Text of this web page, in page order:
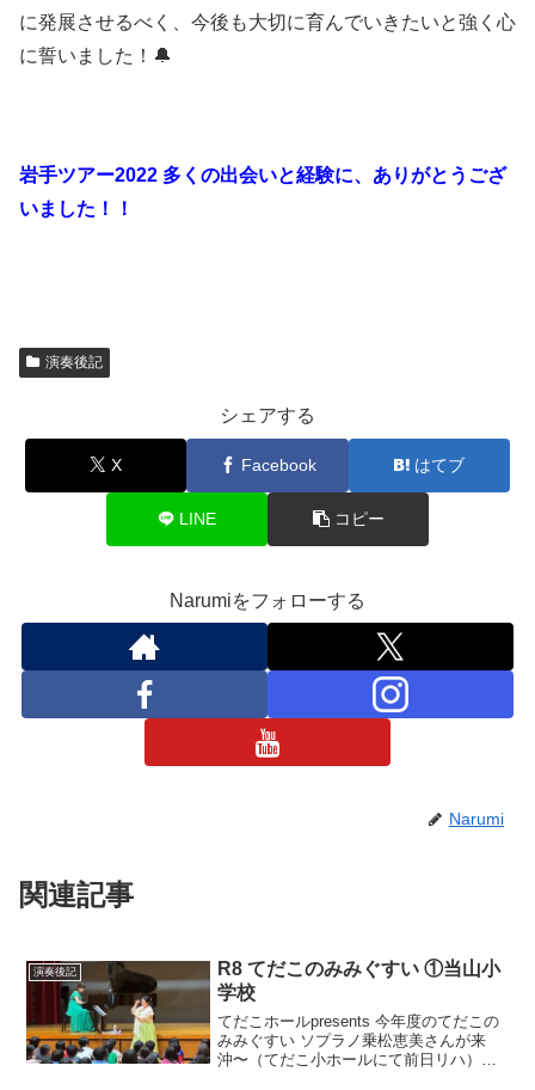
に発展させるべく、今後も大切に育んでいきたいと強く心
に誓いました！🔔
岩手ツアー2022 多くの出会いと経験に、ありがとうござ
いました！！
演奏後記
シェアする
X Facebook はてブ
LINE コピー
Narumiをフォローする
Narumi
関連記事
演奏後記
R8 てだこのみみぐすい ①当山小
学校
てだこホールpresents 今年度のてだこの
みみぐすい ソプラノ乗松恵美さんが来
沖〜（てだこ小ホールにて前日リハ）当